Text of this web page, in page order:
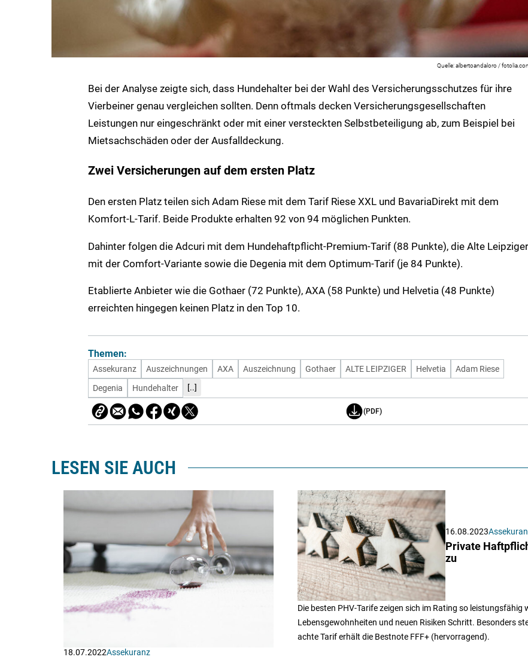
albertoandaloro /
Bei der Analyse zeigte sich, dass Hundehalter bei der Wahl des Versicherungsschutzes für ihre
Vierbeiner genau vergleichen sollten. Denn oftmals decken Versicherungsgesellschaften
Leistungen nur eingeschränkt oder mit einer versteckten Selbstbeteiligung ab, zum Beispiel bei
Mietsachschäden oder der Ausfalldeckung.
Zwei Versicherungen auf dem ersten Platz
Den ersten Platz teilen sich Adam Riese mit dem Tarif Riese XXL und BavariaDirekt mit dem
Komfort-L-Tarif. Beide Produkte erhalten 92 von 94 möglichen Punkten.
Dahinter folgen die Adcuri mit dem Hundehaftpflicht-Premium-Tarif (88 Punkte), die Alte Leipziger
mit der Comfort-Variante sowie die Degenia mit dem Optimum-Tarif (je 84 Punkte).
Etablierte Anbieter wie die Gothaer (72 Punkte), AXA (58 Punkte) und Helvetia (48 Punkte)
erreichten hingegen keinen Platz in den Top 10.
Themen:
Assekuranz Auszeichnungen AXA Auszeichnung Gothaer ALTE LEIPZIGER Helvetia
Adam Riese
Degenia
Hundehalter [..]
(PDF)
LESEN SIE AUCH
18.07.2022Assekuranz
16.08.2023
Private
zu
Die besten PHV-Tarife zeigen sich im Rating so leistungsfähig
Lebensgewohnheiten und neuen Risiken Schritt. Besonders
achte Tarif erhält die Bestnote FFF+ (hervorragend).